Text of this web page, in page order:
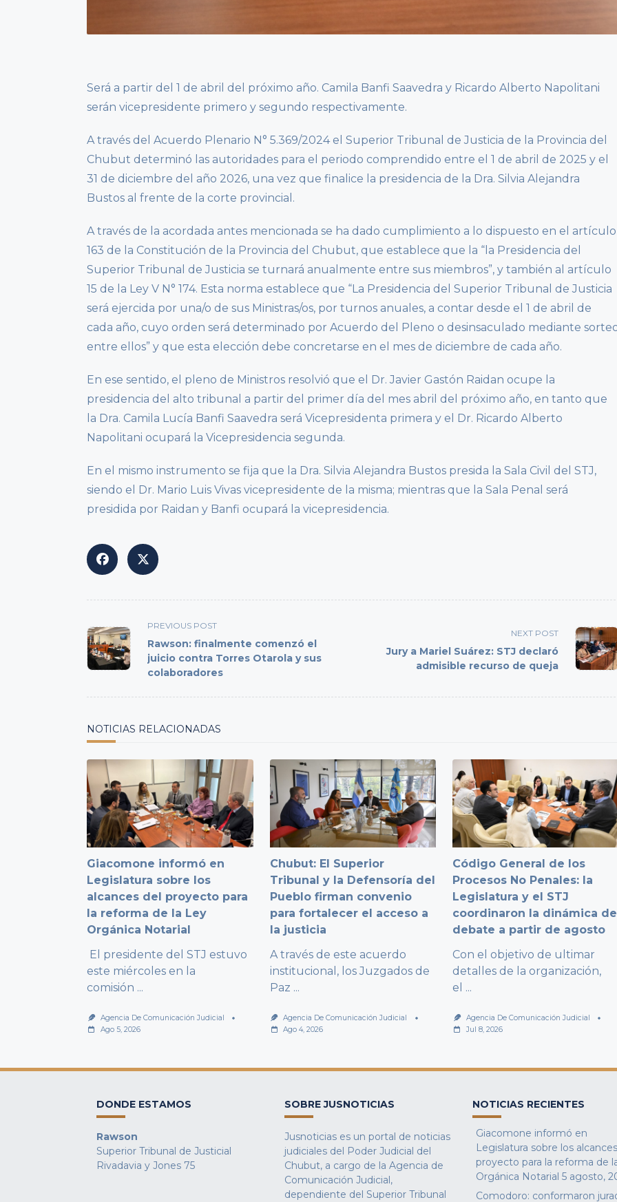
Será a partir del 1 de abril del próximo año. Camila Banfi Saavedra y Ricardo Alberto Napolitani
serán vicepresidente primero y segundo respectivamente.
A través del Acuerdo Plenario N° 5.369/2024 el Superior Tribunal de Justicia de la Provincia del
Chubut determinó las autoridades para el periodo comprendido entre el 1 de abril de 2025 y el
31 de diciembre del año 2026, una vez que finalice la presidencia de la Dra. Silvia Alejandra
Bustos al frente de la corte provincial.
A través de la acordada antes mencionada se ha dado cumplimiento a lo dispuesto en el artículo
163 de la Constitución de la Provincia del Chubut, que establece que la “la Presidencia del
Superior Tribunal de Justicia se turnará anualmente entre sus miembros”, y también al artículo
15 de la Ley V N° 174. Esta norma establece que “La Presidencia del Superior Tribunal de Justicia
será ejercida por una/o de sus Ministras/os, por turnos anuales, a contar desde el 1 de abril de
cada año, cuyo orden será determinado por Acuerdo del Pleno o desinsaculado mediante
entre ellos” y que esta elección debe concretarse en el mes de diciembre de cada año.
En ese sentido, el pleno de Ministros resolvió que el Dr. Javier Gastón Raidan ocupe la
presidencia del alto tribunal a partir del primer día del mes abril del próximo año, en tanto que
la Dra. Camila Lucía Banfi Saavedra será Vicepresidenta primera y el Dr. Ricardo Alberto
Napolitani ocupará la Vicepresidencia segunda.
En el mismo instrumento se fija que la Dra. Silvia Alejandra Bustos presida la Sala Civil del STJ,
siendo el Dr. Mario Luis Vivas vicepresidente de la misma; mientras que la Sala Penal será
presidida por Raidan y Banfi ocupará la vicepresidencia.
<span
class="nav-
subtitle
screen-
PREVIOUS POST
Rawson: finalmente comenzó el
juicio contra Torres Otarola y sus
colaboradores
NEXT POST
Jury a Mariel Suárez: STJ declaró
admisible recurso de queja
NOTICIAS RELACIONADAS
Giacomone informó en
Legislatura sobre los
alcances del proyecto para
la reforma de la Ley
Orgánica Notarial
El presidente del STJ estuvo
este miércoles en la
comisión ...
Agencia De Comunicación Judicial
Ago 5, 2026
Chubut: El Superior
Tribunal y la Defensoría del
Pueblo firman convenio
para fortalecer el acceso a
la justicia
A través de este acuerdo
institucional, los Juzgados de
Paz ...
Agencia De Comunicación Judicial
Ago 4, 2026
Código General de los
Procesos No Penales: la
Legislatura y el STJ
coordinaron la dinámica de
debate a partir de agosto
Con el objetivo de ultimar
detalles de la organización,
el ...
Agencia De Comunicación Judicial
Jul 8, 2026
DONDE ESTAMOS
Rawson
Superior Tribunal de Justicial
Rivadavia y Jones 75
SOBRE JUSNOTICIAS
Jusnoticias es un portal de noticias
judiciales del Poder Judicial del
Chubut, a cargo de la Agencia de
Comunicación Judicial,
dependiente del Superior Tribunal
NOTICIAS RECIENTES
Giacomone informó en
Legislatura sobre los
proyecto para la reforma de
Orgánica Notarial 5 agosto,
Comodoro: conformaron